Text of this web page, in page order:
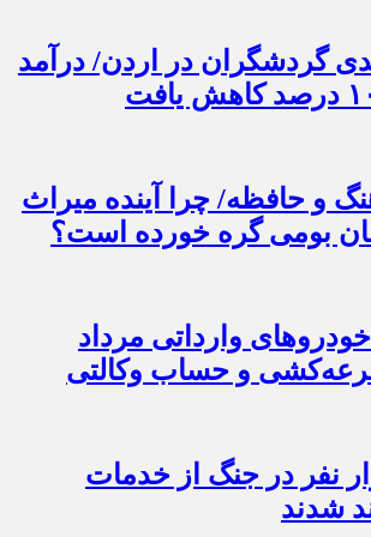
درصدی گردشگران در اردن/ درآمد
و حافظه/ چرا آینده میراث
بومی گره خورده است؟
وارداتی مرداد
از 20 هزار نفر در جنگ از خدمات
شدند